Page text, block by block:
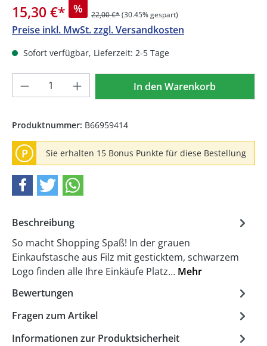
15,30 €* % 22,00 €*(30.45% gespart)
Preise inkl. MwSt. zzgl. Versandkosten
Sofort verfügbar, Lieferzeit: 2-5 Tage
Produkt Anzahl: Gib denIn den Warenkorb
Produktnummer: B66959414
P Sie erhalten 15 Bonus Punkte für diese Bestellung
Beschreibung
So macht Shopping Spaß! In der grauen
Einkaufstasche aus Filz mit gesticktem, schwarzem
Logo finden alle Ihre Einkäufe Platz… Mehr
Bewertungen
Fragen zum Artikel
Informationen zur Produktsicherheit